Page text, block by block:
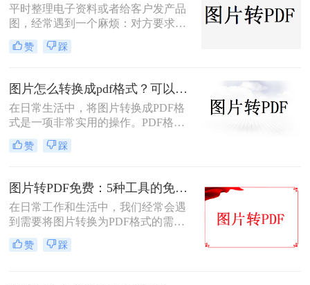
平时整理电子资料或者给客户发产品
图，经常遇到一个麻烦：对方要求把
一堆零散的图片打包成一个完整的
PDF文件。如果一张张发过去，不仅
混。很多朋友一搜“图片转pdf怎么
弄”，出来一堆复杂的教程，其实只
要找对工具，这事儿非常简单。本文
就按大家最常用的场景（在线免安
装、批量处理、手机自带功能）整理
了几个亲测好用的办法，帮你轻松搞
赞 踩
图片怎么转换成pdf格式？可以尝试这三种方法！
在日常生活中，将图片转换成PDF格
式是一项非常实用的操作。PDF格式
因其跨平台兼容性、格式固定性和易
于分享打印等特点，被广泛应用于各
怎么转换成pdf格式呢？本文将介绍三
种将图片转换成PDF格式的方法。
赞 踩
图片转PDF免费：5种工具的免费额度、水印和文件限制对比！
在日常工作和生活中，我们经常会遇
到需要将图片转换为PDF格式的需
求。无论是为了方便存档、分享或打
印，将图片转换为PDF格式是一项很
赞 踩